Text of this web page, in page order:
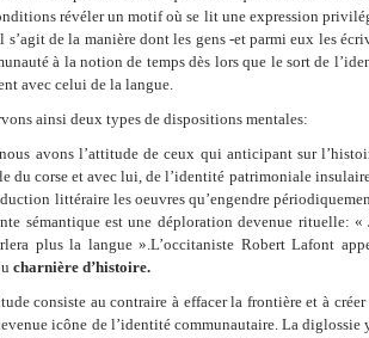
révéler un motif où se lit une expression
s’agit de la manière dont les gens -et parmi eux les
à la notion de temps dès lors que le sort de
avec celui de la langue.
ainsi deux types de dispositions mentales:
avons l’attitude de ceux qui anticipant sur
du corse et avec lui, de l’identité patrimoniale
littéraire les oeuvres qu’engendre
sémantique est une déploration devenue rituelle: «
plus la langue ».L’occitaniste Robert Lafont
charnière d’histoire.
consiste au contraire à effacer la frontière et à
icône de l’identité communautaire. La diglossie